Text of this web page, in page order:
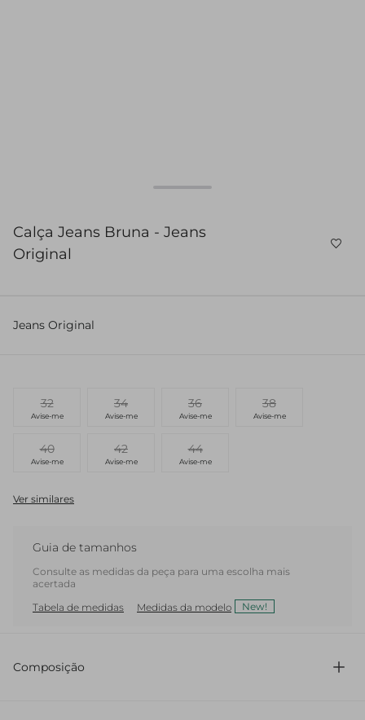
Calça Jeans Bruna - Jeans
Original
Jeans Original
32
Avise-me
34
Avise-me
36
Avise-me
38
Avise-me
40
Avise-me
42
Avise-me
44
Avise-me
Ver similares
Guia de tamanhos
Consulte as medidas da peça para uma escolha mais
acertada
Tabela de medidas
Medidas da modelo New!
Composição